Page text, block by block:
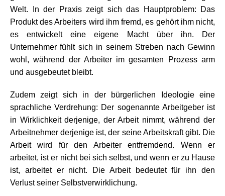
Welt. In der Praxis zeigt sich das Hauptproblem: Das
Produkt des Arbeiters wird ihm fremd, es gehört ihm nicht,
es entwickelt eine eigene Macht über ihn. Der
Unternehmer fühlt sich in seinem Streben nach Gewinn
wohl, während der Arbeiter im gesamten Prozess arm
und ausgebeutet bleibt.
Zudem zeigt sich in der bürgerlichen Ideologie eine
sprachliche Verdrehung: Der sogenannte Arbeitgeber ist
in Wirklichkeit derjenige, der Arbeit nimmt, während der
Arbeitnehmer derjenige ist, der seine Arbeitskraft gibt. Die
Arbeit wird für den Arbeiter entfremdend. Wenn er
arbeitet, ist er nicht bei sich selbst, und wenn er zu Hause
ist, arbeitet er nicht. Die Arbeit bedeutet für ihn den
Verlust seiner Selbstverwirklichung.